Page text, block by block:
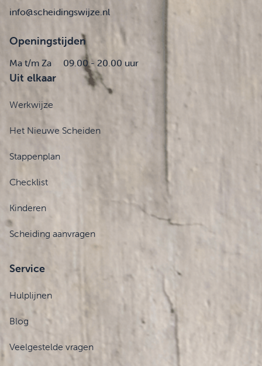
info@scheidingswijze.nl
Openingstijden
Ma t/m Za 09.00 - 20.00 uur
Uit elkaar
Werkwijze
Het Nieuwe Scheiden
Stappenplan
Checklist
Kinderen
Scheiding aanvragen
Service
Hulplijnen
Blog
Veelgestelde vragen